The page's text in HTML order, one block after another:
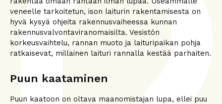
veneelle tarkoitetun, ison laiturin rakentamisesta on
hyvä kysyä ohjeita rakennusvaiheessa kunnan
rakennusvalvontaviranomaisilta. Vesistön
korkeusvaihtelu, rannan muoto ja laituripaikan pohja
ratkaisevat, millainen laituri rannalla kestää parhaiten.
Puun kaataminen
Puun kaatoon on oltava maanomistajan lupa, ellei puu